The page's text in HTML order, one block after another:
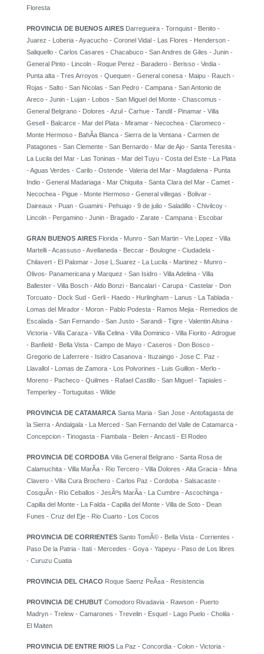
Floresta
PROVINCIA DE BUENOS AIRES Darregueira - Tornquist - Benito -
Juarez - Loberia - Ayacucho - Coronel Vidal - Las Flores - Henderson -
Saliquello - Carlos Casares - Chacabuco - San Andres de Giles - Junin -
General Pinto - Lincoln - Roque Perez - Baradero - Berisso - Vedia -
Punta alta - Tres Arroyos - Quequen - General conesa - Maipu - Rauch -
Rojas - Salto - San Nicolas - San Pedro - Campana - San Antonio de
Areco - Junin - Lujan - Lobos - San Miguel del Monte - Chascomus -
General Belgrano - Dolores - Azul - Carhue - Tandil - Pinamar - Villa
Gesell - Balcarce - Mar del Plata - Miramar - Necochea - Claromeco -
Monte Hermoso - BahÃ­a Blanca - Sierra de la Ventana - Carmen de
Patagones - San Clemente - San Bernardo - Mar de Ajo - Santa Teresita -
La Lucila del Mar - Las Toninas - Mar del Tuyu - Costa del Este - La Plata
- Aguas Verdes - Carilo - Ostende - Valeria del Mar - Magdalena - Punta
Indio - General Madariaga - Mar Chiquita - Santa Clara del Mar - Camet -
Necochea - Pigue - Monte Hermoso - General villegas - Bolivar -
Daireaux - Puan - Guamini - Pehuajo - 9 de julio - Saladillo - Chivilcoy -
Lincoln - Pergamino - Junin - Bragado - Zarate - Campana - Escobar
GRAN BUENOS AIRES Florida - Munro - San Martin - Vte.Lopez - Villa
Martelli - Acassuso - Avellaneda - Beccar - Boulogne - Ciudadela -
Chilavert - El Palomar - Jose L.Suarez - La Lucila - Martinez - Munro -
Olivos- Panamericana y Marquez - San Isidro - Villa Adelina - Villa
Ballester - Villa Bosch - Aldo Bonzi - Bancalari - Carupa - Castelar - Don
Torcuato - Dock Sud - Gerli - Haedo - Hurlingham - Lanus - La Tablada -
Lomas del Mirador - Moron - Pablo Podesta - Ramos Mejia - Remedios de
Escalada - San Fernando - San Justo - Sarandi - Tigre - Valentin Alsina -
Victoria - Villa Caraza - Villa Celina - Villa Dominico - Villa Fiorito - Adrogue
- Banfield - Bella Vista - Campo de Mayo - Caseros - Don Bosco -
Gregorio de Laferrere - Isidro Casanova - Ituzaingo - Jose C. Paz -
Llavallol - Lomas de Zamora - Los Polvorines - Luis Guillon - Merlo -
Moreno - Pacheco - Quilmes - Rafael Castillo - San Miguel - Tapiales -
Temperley - Tortuguitas - Wilde
PROVINCIA DE CATAMARCA Santa Maria - San Jose - Antofagasta de
la Sierra - Andalgala - La Merced - San Fernando del Valle de Catamarca -
Concepcion - Tinogasta - Fiambala - Belen - Ancasti - El Rodeo
PROVINCIA DE CORDOBA Villa General Belgrano - Santa Rosa de
Calamuchita - Villa MarÃ­a - Rio Tercero - Villa Dolores - Alta Gracia - Mina
Clavero - Villa Cura Brochero - Carlos Paz - Cordoba - Salsacaste -
CosquÃ­n - Rio Ceballos - JesÃºs MarÃ­a - La Cumbre - Ascochinga -
Capilla del Monte - La Falda - Capilla del Monte - Villa de Soto - Dean
Funes - Cruz del Eje - Rio Cuarto - Los Cocos
PROVINCIA DE CORRIENTES Santo TomÃ© - Bella Vista - Corrientes -
Paso De la Patria - Itati - Mercedes - Goya - Yapeyu - Paso de Los libres
- Curuzu Cuatia
PROVINCIA DEL CHACO Roque Saenz PeÃ±a - Resistencia
PROVINCIA DE CHUBUT Comodoro Rivadavia - Rawson - Puerto
Madryn - Trelew - Camarones - Trevelin - Esquel - Lago Puelo - Cholila -
El Maiten
PROVINCIA DE ENTRE RIOS La Paz - Concordia - Colon - Victoria -